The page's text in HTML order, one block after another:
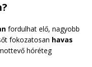
fordulhat elő, nagyobb
fokozatosan havas
hóréteg